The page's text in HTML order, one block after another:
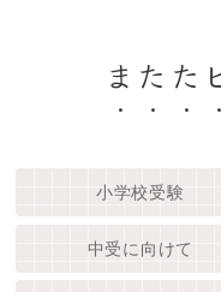
またた
小学校受験
中受に向けて